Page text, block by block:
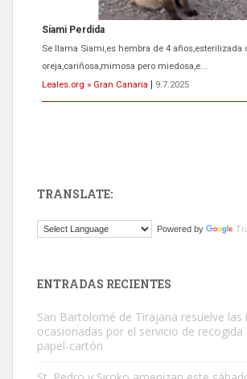
ADOPCIÓN URGENTE GATA TEROR GRAN
El ayuntamiento se va a llevar a Los Gatos
próximos días, ella incluida...
Leales.org » Gran Canaria
9.7.2025
Este gato macho ha aparecido en la calle hace
TRANSLATE:
Powered by
ENTRADAS RECIENTES
San Bartolomé de Tirajana resuelve las
ocasionadas por el servicio de recogida
papel-cartón